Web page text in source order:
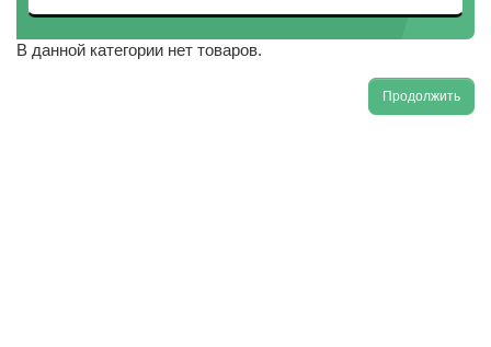
В данной категории нет товаров.
Продолжить